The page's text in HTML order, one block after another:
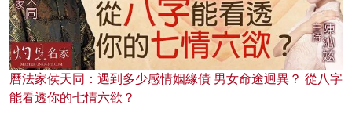
曆法家侯天同：遇到多少感情姻緣債 男女命途迥異？ 從八字
能看透你的七情六欲？